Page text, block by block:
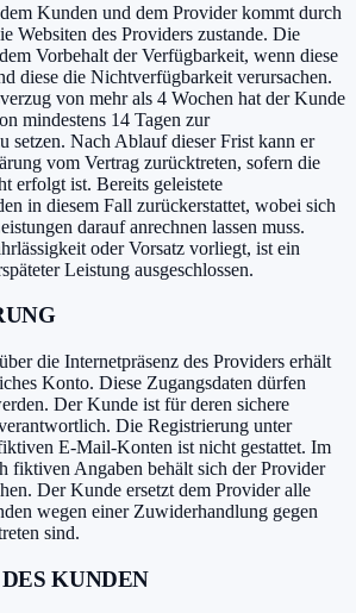
Kunden und dem Provider kommt durch
Websiten des Providers zustande. Die
Vorbehalt der Verfügbarkeit, wenn diese
diese die Nichtverfügbarkeit verursachen.
von mehr als 4 Wochen hat der Kunde
mindestens 14 Tagen zur
setzen. Nach Ablauf dieser Frist kann er
vom Vertrag zurücktreten, sofern die
erfolgt ist. Bereits geleistete
in diesem Fall zurückerstattet, wobei sich
darauf anrechnen lassen muss.
oder Vorsatz vorliegt, ist ein
Leistung ausgeschlossen.
die Internetpräsenz des Providers erhält
Konto. Diese Zugangsdaten dürfen
Der Kunde ist für deren sichere
Die Registrierung unter
E-Mail-Konten ist nicht gestattet. Im
fiktiven Angaben behält sich der Provider
Der Kunde ersetzt dem Provider alle
wegen einer Zuwiderhandlung gegen
sind.
KUNDEN